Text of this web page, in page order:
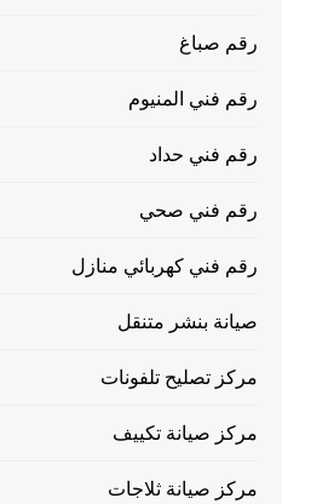
رقم صباغ
رقم فني المنيوم
رقم فني حداد
رقم فني صحي
رقم فني كهربائي منازل
صيانة بنشر متنقل
مركز تصليح تلفونات
مركز صيانة تكييف
مركز صيانة ثلاجات